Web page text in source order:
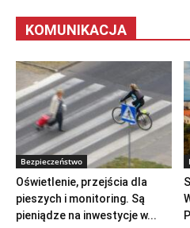
KOMUNIKACJA
Bezpieczeństwo
Oświetlenie, przejścia dla
pieszych i monitoring. Są
pieniądze na inwestycje w...